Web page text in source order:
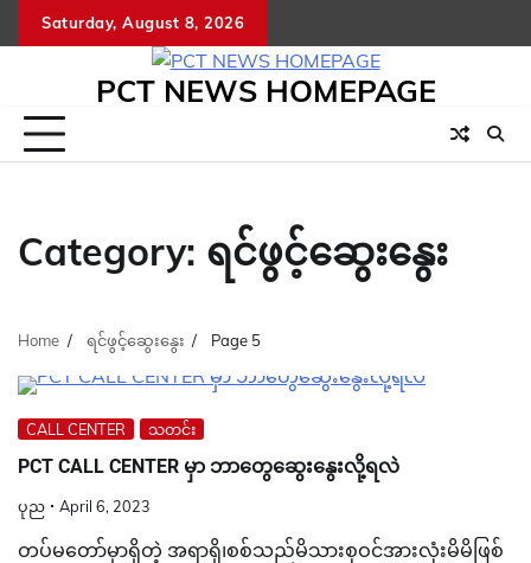
to
Saturday, August 8, 2026
PCT NEWS HOMEPAGE
Category: ရင်ဖွင့်ဆွေးနွေး
Home ရင်ဖွင့်ဆွေးနွေး Page 5
CALL CENTER သတင်း
PCT CALL CENTER မှာ ဘာတွေဆွေးနွေးလို့ရလဲ
ပုည April 6, 2023
တပ်မတော်မှာရှိတဲ့ အရာရှိ၊စစ်သည်မိသားစုဝင်အားလုံးမိမိဖြစ်